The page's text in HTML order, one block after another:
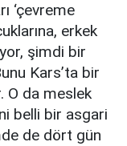
‘çevreme
erkek
şimdi bir
Kars’ta bir
O da meslek
belli bir asgari
de dört gün